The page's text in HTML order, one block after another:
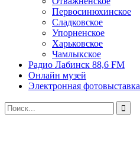
Первосинюхинское
Сладковское
Упорненское
Харьковское
Чамлыкское
Радио Лабинск 88,6 FM
Онлайн музей
Электронная фотовыставка